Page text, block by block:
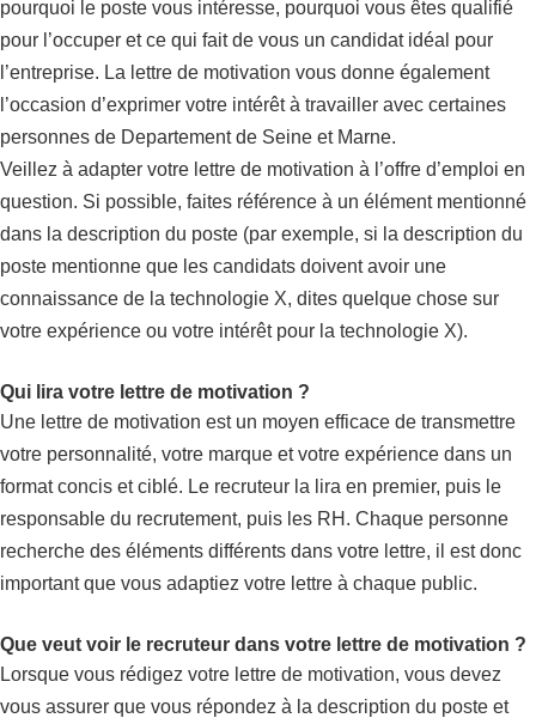
pourquoi le poste vous intéresse, pourquoi vous êtes qualifié
pour l’occuper et ce qui fait de vous un candidat idéal pour
l’entreprise. La lettre de motivation vous donne également
l’occasion d’exprimer votre intérêt à travailler avec certaines
personnes de Departement de Seine et Marne.
Veillez à adapter votre lettre de motivation à l’offre d’emploi en
question. Si possible, faites référence à un élément mentionné
dans la description du poste (par exemple, si la description du
poste mentionne que les candidats doivent avoir une
connaissance de la technologie X, dites quelque chose sur
votre expérience ou votre intérêt pour la technologie X).
Qui lira votre lettre de motivation ?
Une lettre de motivation est un moyen efficace de transmettre
votre personnalité, votre marque et votre expérience dans un
format concis et ciblé. Le recruteur la lira en premier, puis le
responsable du recrutement, puis les RH. Chaque personne
recherche des éléments différents dans votre lettre, il est donc
important que vous adaptiez votre lettre à chaque public.
Que veut voir le recruteur dans votre lettre de motivation ?
Lorsque vous rédigez votre lettre de motivation, vous devez
vous assurer que vous répondez à la description du poste et